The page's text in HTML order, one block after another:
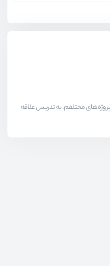
و چالش‌های پروژه‌های مختلفم. به تدریس علاقه